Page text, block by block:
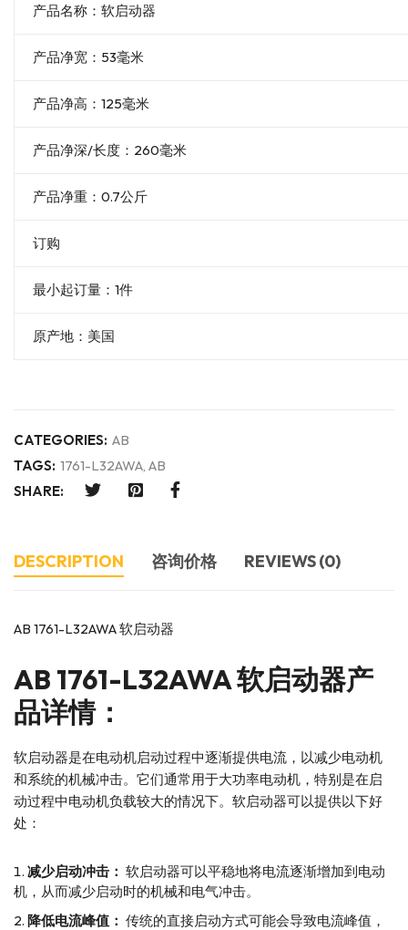
产品名称：软启动器
产品净宽：53毫米
产品净高：125毫米
产品净深/长度：260毫米
产品净重：0.7公斤
订购
最小起订量：1件
原产地：美国
CATEGORIES: AB
TAGS: 1761-L32AWA AB
SHARE:
DESCRIPTION 咨询价格 REVIEWS (0)
AB 1761-L32AWA 软启动器
AB 1761-L32AWA 软启动器产
品详情：
软启动器是在电动机启动过程中逐渐提供电流，以减少电动机
和系统的机械冲击。它们通常用于大功率电动机，特别是在启
动过程中电动机负载较大的情况下。软启动器可以提供以下好
处：
减少启动冲击： 软启动器可以平稳地将电流逐渐增加到电动
机，从而减少启动时的机械和电气冲击。
降低电流峰值： 传统的直接启动方式可能会导致电流峰值，